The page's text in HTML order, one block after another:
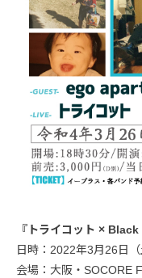
『トライコット ×
日時：2022年3月26日
会場：大阪・SOCORE